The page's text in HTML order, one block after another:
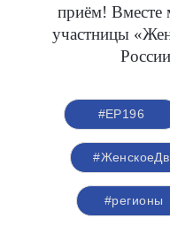
приём!
участницы
#ЕР196
#регионы